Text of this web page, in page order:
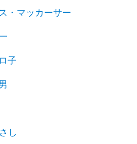
・マッカーサー
子
し